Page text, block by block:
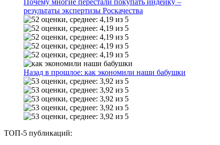
Почему многие перестали покупать индейку –
результаты экспертизы Роскачества
Назад в прошлое: как экономили наши бабушки
ТОП-5 публикаций: